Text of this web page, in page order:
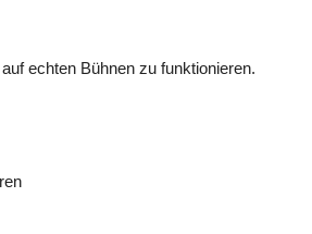
echten Bühnen zu funktionieren.